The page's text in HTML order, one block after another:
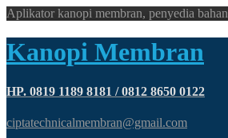
Aplikator kanopi membran, penyedia
Kanopi Membran
HP. 0819 1189 8181 / 0812 8650 0122
ciptatechnicalmembran@gmail.com